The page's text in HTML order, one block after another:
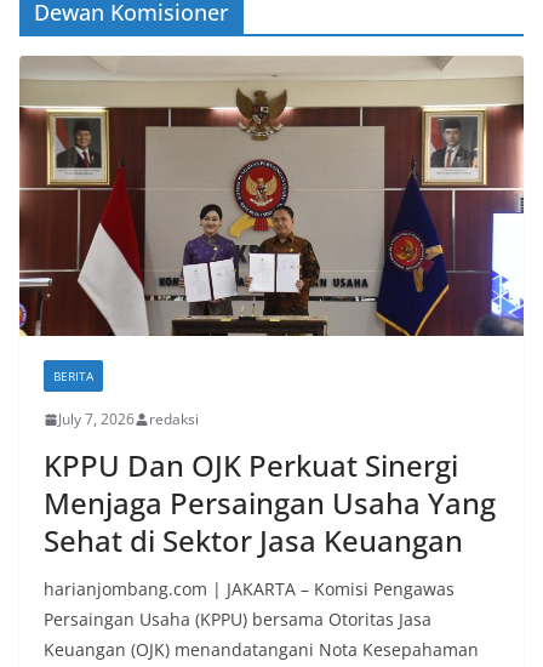
Dewan Komisioner
BERITA
July 7, 2026 redaksi
KPPU Dan OJK Perkuat Sinergi
Menjaga Persaingan Usaha Yang
Sehat di Sektor Jasa Keuangan
harianjombang.com | JAKARTA – Komisi Pengawas
Persaingan Usaha (KPPU) bersama Otoritas Jasa
Keuangan (OJK) menandatangani Nota Kesepahaman